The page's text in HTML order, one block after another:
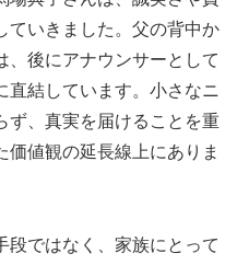
ていきました。父の背中か
、後にアナウンサーとして
直結しています。小さなニ
ず、真実を届けることを重
値観の延長線上にありま
段ではなく、家族にとって